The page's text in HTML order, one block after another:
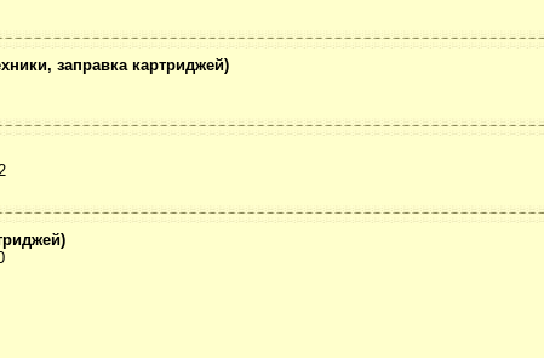
заправка картриджей)